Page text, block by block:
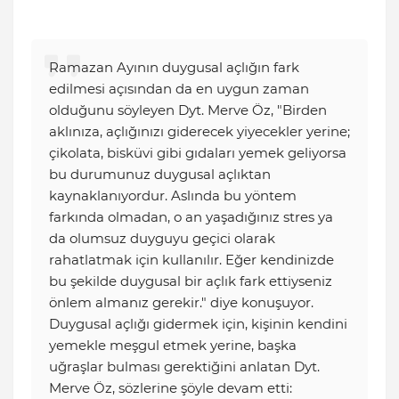
Ramazan Ayının duygusal açlığın fark
edilmesi açısından da en uygun zaman
olduğunu söyleyen Dyt. Merve Öz, "Birden
aklınıza, açlığınızı giderecek yiyecekler yerine;
çikolata, bisküvi gibi gıdaları yemek geliyorsa
bu durumunuz duygusal açlıktan
kaynaklanıyordur. Aslında bu yöntem
farkında olmadan, o an yaşadığınız stres ya
da olumsuz duyguyu geçici olarak
rahatlatmak için kullanılır. Eğer kendinizde
bu şekilde duygusal bir açlık fark ettiyseniz
önlem almanız gerekir." diye konuşuyor.
Duygusal açlığı gidermek için, kişinin kendini
yemekle meşgul etmek yerine, başka
uğraşlar bulması gerektiğini anlatan Dyt.
Merve Öz, sözlerine şöyle devam etti: